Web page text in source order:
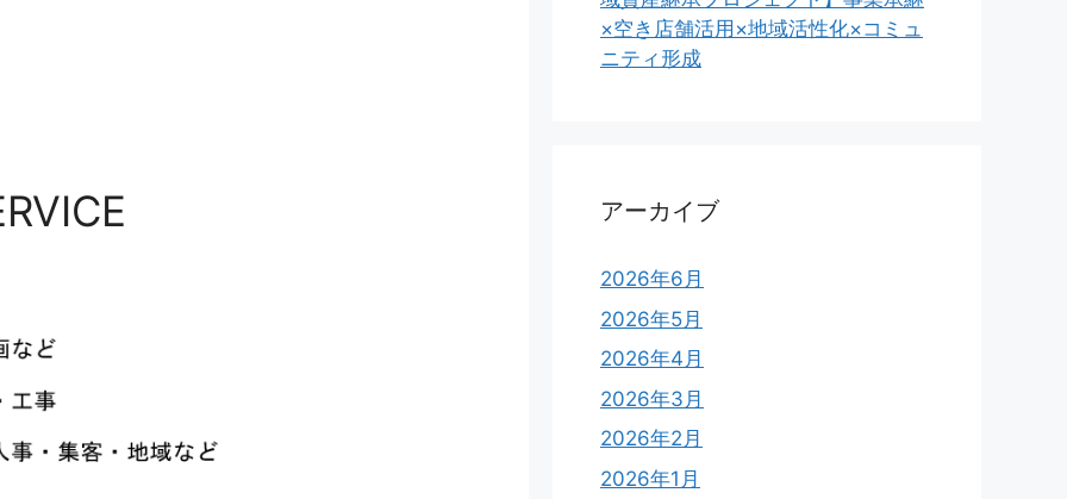
×空き店舗活用×地域活性化×コミュ
ニティ形成
アーカイブ
2026年6月
2026年5月
2026年4月
2026年3月
2026年2月
2026年1月